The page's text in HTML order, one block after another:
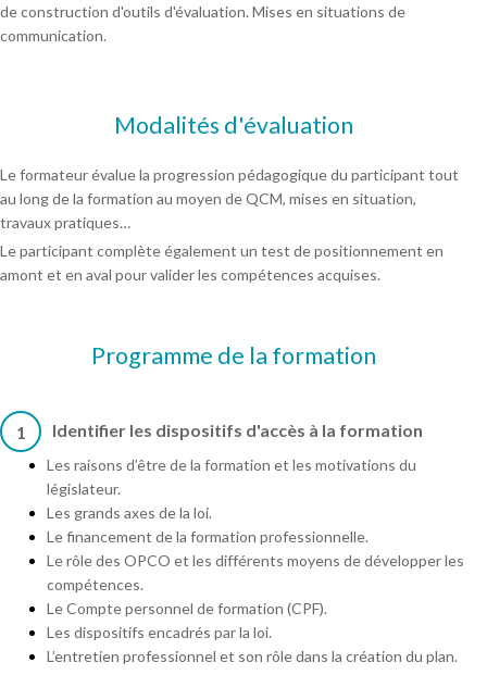
de construction d'outils d'évaluation. Mises en situations de
communication.
Modalités d'évaluation
Le formateur évalue la progression pédagogique du participant tout
au long de la formation au moyen de QCM, mises en situation,
travaux pratiques…
Le participant complète également un test de positionnement en
amont et en aval pour valider les compétences acquises.
Programme de la formation
1 Identifier les dispositifs d'accès à la formation
Les raisons d’être de la formation et les motivations du
législateur.
Les grands axes de la loi.
Le financement de la formation professionnelle.
Le rôle des OPCO et les différents moyens de développer les
compétences.
Le Compte personnel de formation (CPF).
Les dispositifs encadrés par la loi.
L’entretien professionnel et son rôle dans la création du plan.